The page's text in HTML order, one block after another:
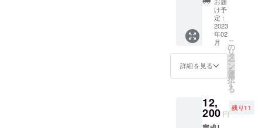
合、正
規販売
価格が
販売予
定価格
より下
がる可
※ご注文
状況、
製造工
無」(カ
ラー選
択可能)
一般販
売予定
価格
15,500
円税込
→25%
11,500
円税込/
送料込
け予
定：
2023
年02
月
詳細を見る
こ
の
リ
タ
ー
ン
を
選
択
す
る
12,
200 円
残り11